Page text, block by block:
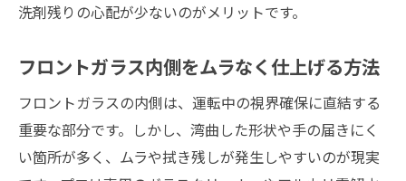
洗剤残りの心配が少ないのがメリットです。
フロントガラス内側をムラなく仕上げる方法
フロントガラスの内側は、運転中の視界確保に直結する
重要な部分です。しかし、湾曲した形状や手の届きにく
い箇所が多く、ムラや拭き残しが発生しやすいのが現実